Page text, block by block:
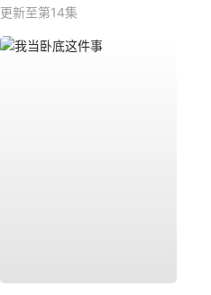
更新至第14集